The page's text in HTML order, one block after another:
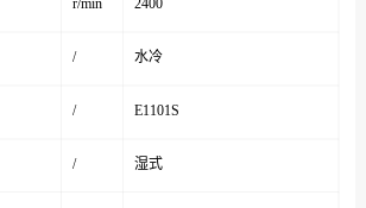
r/min 2400
/ 水冷
/ E1101S
/ 湿式